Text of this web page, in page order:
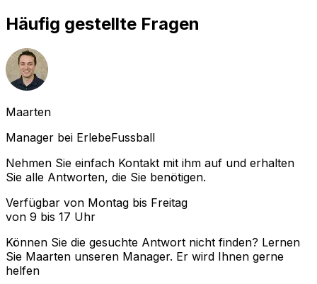
Häufig gestellte Fragen
Maarten
Manager bei ErlebeFussball
Nehmen Sie einfach Kontakt mit ihm auf und erhalten
Sie alle Antworten, die Sie benötigen.
Verfügbar von Montag bis Freitag
von 9 bis 17 Uhr
Können Sie die gesuchte Antwort nicht finden? Lernen
Sie Maarten unseren Manager. Er wird Ihnen gerne
helfen